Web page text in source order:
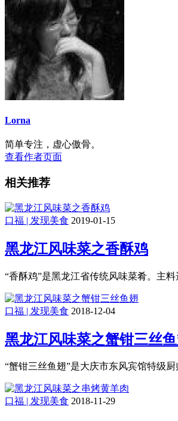
Lorna
简单专注，虚心傲骨。
查看作者页面
相关推荐
口福 | 发现美食 2019-01-15
黑龙江风味菜之香酥鸡
“香酥鸡”是黑龙江省传统风味菜肴。主
口福 | 发现美食 2018-12-04
黑龙江风味菜之蟹钳三丝
“蟹钳三丝鱼翅”是大庆市东风宾馆特级
口福 | 发现美食 2018-11-29